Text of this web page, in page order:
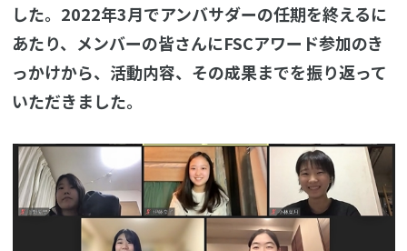
した。2022年3月でアンバサダーの任期を終えるに
あたり、メンバーの皆さんにFSCアワード参加のき
っかけから、活動内容、その成果までを振り返って
いただきました。